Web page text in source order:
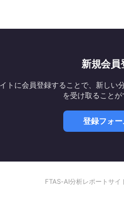
新規会員
トに会員登録することで、新しい
を受け取ることが
登録フォ
FTAS-AI分析レポートサ